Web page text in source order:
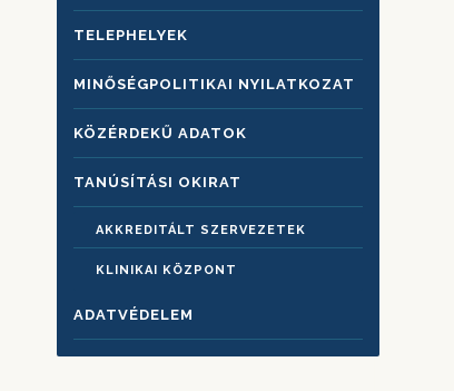
TELEPHELYEK
MINŐSÉGPOLITIKAI NYILATKOZAT
KÖZÉRDEKŰ ADATOK
TANÚSÍTÁSI OKIRAT
AKKREDITÁLT SZERVEZETEK
KLINIKAI KÖZPONT
ADATVÉDELEM